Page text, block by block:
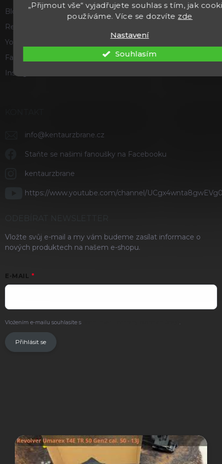
„Přijmout vše“ vyjadřujete souhlas s tím, jak
používáme. Více se dozvíte zde
Nastavení
Souhlasím
Blog
Recenze a hodnocení
Youtube
Facebook
Instagram
info@kentaurzbrane.cz
Staňte se našimi fanoušky na Facebooku
kentaurzbrane
https://www.youtube.com/channel/
Vložte svůj e-mail a my vám budeme zasílat informace o
nových produktech na našem e-shopu.
E-MAIL
Vložením e-mailu souhlasíte s .
Přihlásit se